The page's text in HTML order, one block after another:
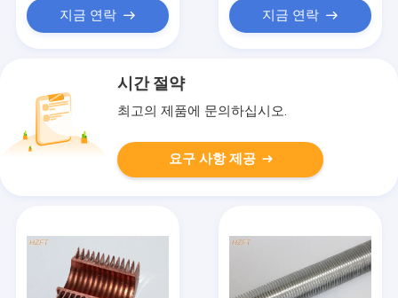
지금 연락 지금 연락
시간 절약
최고의 제품에 문의하십시오.
요구 사항 제공